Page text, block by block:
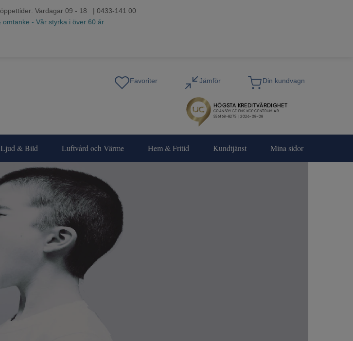
Vardagar 09 - 18 | 0433-141 00
omtanke - Vår styrka i över 60 år
Ljud & Bild Luftvård och Värme Hem & Fritid Kundtjänst Mina sidor